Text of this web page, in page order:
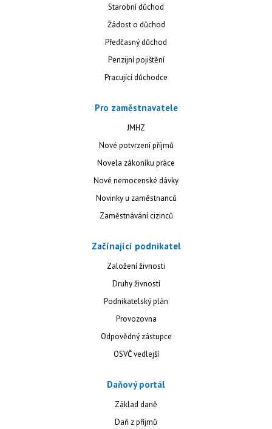
Starobní důchod
Žádost o důchod
Předčasný důchod
Penzijní pojištění
Pracující důchodce
Pro zaměstnavatele
JMHZ
Nové potvrzení příjmů
Novela zákoníku práce
Nové nemocenské dávky
Novinky u zaměstnanců
Zaměstnávání cizinců
Začínající podnikatel
Založení živnosti
Druhy živností
Podnikatelský plán
Provozovna
Odpovědný zástupce
OSVČ vedlejší
Daňový portál
Základ daně
Daň z příjmů